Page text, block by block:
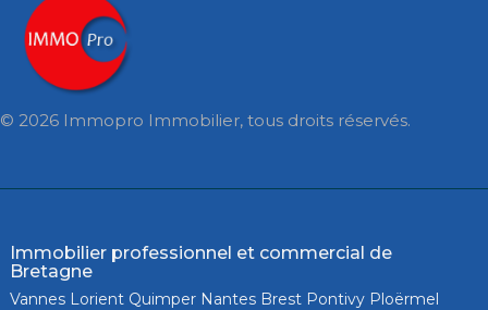
© 2026 Immopro Immobilier, tous droits réservés.
Immobilier professionnel et commercial de
Bretagne
Vannes Lorient Quimper Nantes Brest Pontivy Ploërmel